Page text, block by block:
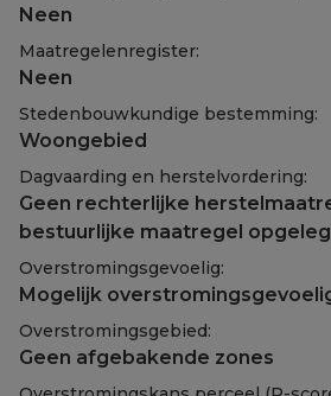
Neen
Maatregelenregister:
Neen
Stedenbouwkundige bestemming:
Woongebied
Dagvaarding en herstelvordering:
Geen rechterlijke
bestuurlijke maatregel
Overstromingsgevoelig:
Mogelijk
Overstromingsgebied:
Geen afgebakende zones